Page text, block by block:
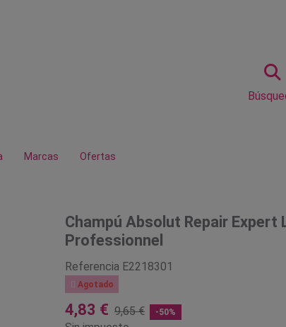
Marcas Ofertas
Champú Absolut Repair Expert
Professionnel
Referencia E2218301
Agotado
4,83 € 9,65 € -50%